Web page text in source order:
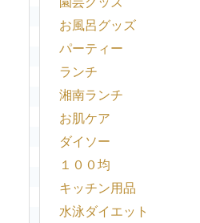
お風呂グッズ
パーティー
ランチ
湘南ランチ
お肌ケア
ダイソー
１００均
キッチン用品
水泳ダイエット